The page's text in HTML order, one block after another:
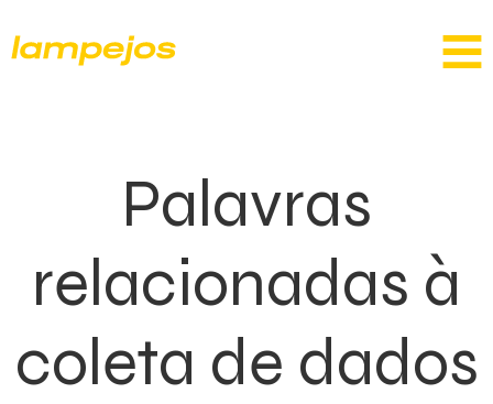
Palavras
relacionadas à
coleta de dados